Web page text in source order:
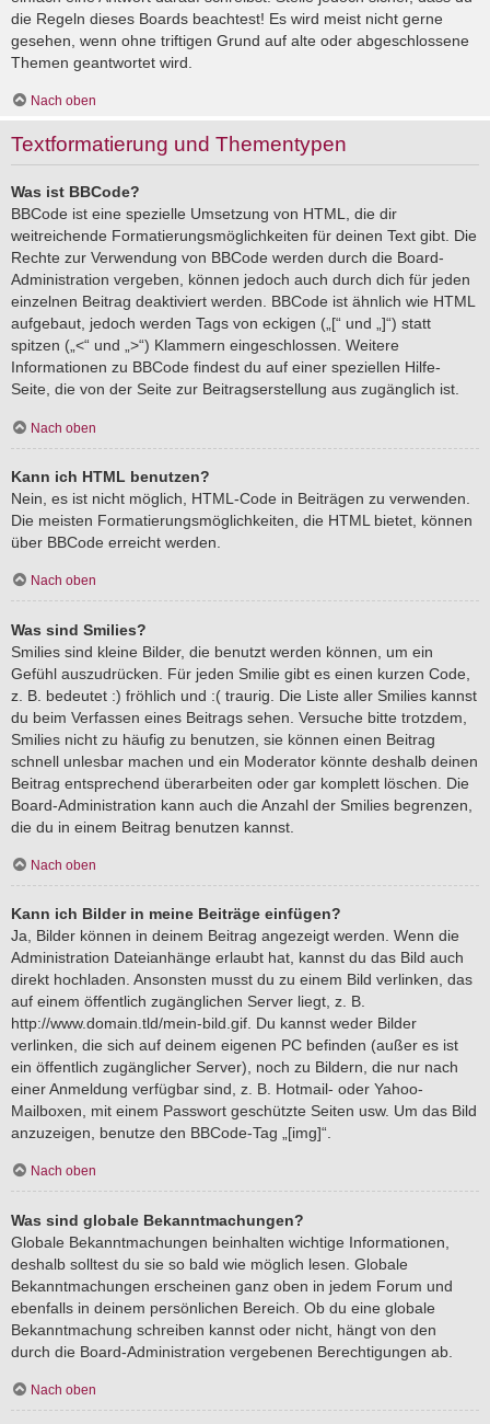
die Regeln dieses Boards beachtest! Es wird meist nicht gerne
gesehen, wenn ohne triftigen Grund auf alte oder abgeschlossene
Themen geantwortet wird.
Nach oben
Textformatierung und Thementypen
Was ist BBCode?
BBCode ist eine spezielle Umsetzung von HTML, die dir
weitreichende Formatierungsmöglichkeiten für deinen Text gibt. Die
Rechte zur Verwendung von BBCode werden durch die Board-
Administration vergeben, können jedoch auch durch dich für jeden
einzelnen Beitrag deaktiviert werden. BBCode ist ähnlich wie HTML
aufgebaut, jedoch werden Tags von eckigen („[“ und „]“) statt
spitzen („<“ und „>“) Klammern eingeschlossen. Weitere
Informationen zu BBCode findest du auf einer speziellen Hilfe-
Seite, die von der Seite zur Beitragserstellung aus zugänglich ist.
Nach oben
Kann ich HTML benutzen?
Nein, es ist nicht möglich, HTML-Code in Beiträgen zu verwenden.
Die meisten Formatierungsmöglichkeiten, die HTML bietet, können
über BBCode erreicht werden.
Nach oben
Was sind Smilies?
Smilies sind kleine Bilder, die benutzt werden können, um ein
Gefühl auszudrücken. Für jeden Smilie gibt es einen kurzen Code,
z. B. bedeutet :) fröhlich und :( traurig. Die Liste aller Smilies kannst
du beim Verfassen eines Beitrags sehen. Versuche bitte trotzdem,
Smilies nicht zu häufig zu benutzen, sie können einen Beitrag
schnell unlesbar machen und ein Moderator könnte deshalb deinen
Beitrag entsprechend überarbeiten oder gar komplett löschen. Die
Board-Administration kann auch die Anzahl der Smilies begrenzen,
die du in einem Beitrag benutzen kannst.
Nach oben
Kann ich Bilder in meine Beiträge einfügen?
Ja, Bilder können in deinem Beitrag angezeigt werden. Wenn die
Administration Dateianhänge erlaubt hat, kannst du das Bild auch
direkt hochladen. Ansonsten musst du zu einem Bild verlinken, das
auf einem öffentlich zugänglichen Server liegt, z. B.
http://www.domain.tld/mein-bild.gif. Du kannst weder Bilder
verlinken, die sich auf deinem eigenen PC befinden (außer es ist
ein öffentlich zugänglicher Server), noch zu Bildern, die nur nach
einer Anmeldung verfügbar sind, z. B. Hotmail- oder Yahoo-
Mailboxen, mit einem Passwort geschützte Seiten usw. Um das Bild
anzuzeigen, benutze den BBCode-Tag „[img]“.
Nach oben
Was sind globale Bekanntmachungen?
Globale Bekanntmachungen beinhalten wichtige Informationen,
deshalb solltest du sie so bald wie möglich lesen. Globale
Bekanntmachungen erscheinen ganz oben in jedem Forum und
ebenfalls in deinem persönlichen Bereich. Ob du eine globale
Bekanntmachung schreiben kannst oder nicht, hängt von den
durch die Board-Administration vergebenen Berechtigungen ab.
Nach oben